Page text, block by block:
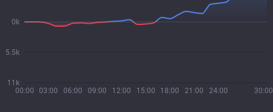
00:00 03:00 06:00 09:00 12:00 15:00 18:00 21:00 24:00 30:00
11k
5.5k
0k